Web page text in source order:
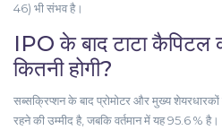
46) भी संभव है।
IPO के बाद टाटा कैपिटल
कितनी होगी?
सब्सक्रिप्शन के बाद प्रोमोटर और मुख्य
रहने की उम्मीद है, जबकि वर्तमान में यह 95.6 % है।